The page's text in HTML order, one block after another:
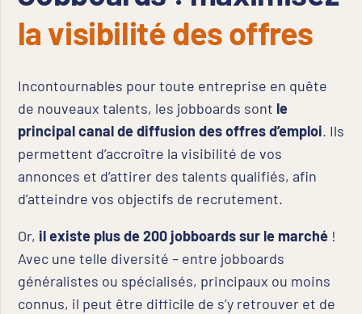
la visibilité des offres
Incontournables pour toute entreprise en quête
de nouveaux talents, les jobboards sont le
principal canal de diffusion des offres d’emploi. Ils
permettent d’accroître la visibilité de vos
annonces et d’attirer des talents qualifiés, afin
d’atteindre vos objectifs de recrutement.
Or, il existe plus de 200 jobboards sur le marché!
Avec une telle diversité – entre jobboards
généralistes ou spécialisés, principaux ou moins
connus, il peut être difficile de s’y retrouver et de